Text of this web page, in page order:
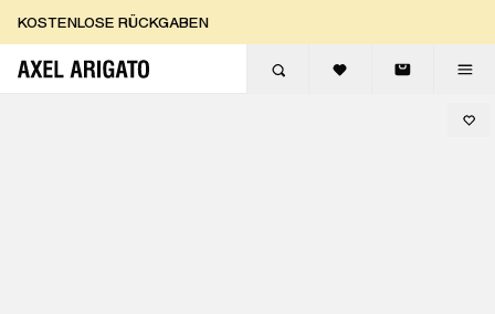
Zum Inhalt springen
KOSTENLOSE RÜCKGABEN
KOSTENLOSE EXPRESSLIEFERUNG